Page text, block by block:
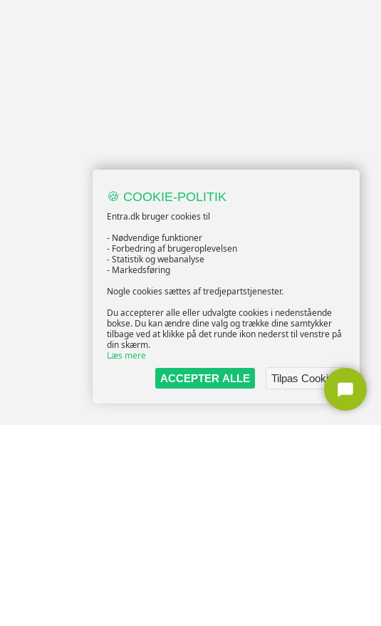
🍪 COOKIE-POLITIK
Entra.dk bruger cookies til
- Nødvendige funktioner
- Forbedring af brugeroplevelsen
- Statistik og webanalyse
- Markedsføring
Nogle cookies sættes af tredjepartstjenester.
Du accepterer alle eller udvalgte cookies i nedenstående
bokse. Du kan ændre dine valg og trække dine samtykker
tilbage ved at klikke på det runde ikon nederst til venstre på
din skærm.
Læs mere
ACCEPTER ALLE
Tilpas Cookies